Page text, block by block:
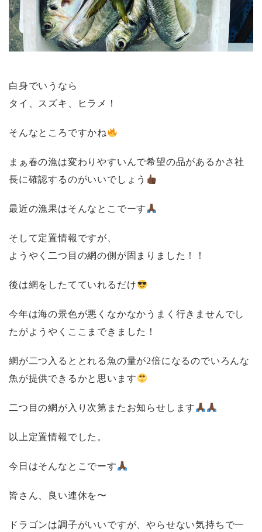
白身でいうなら
タイ、スズキ、ヒラメ！
そんなところですかね
まぁ春の漁は変わりやすいんで希望の品があるかさ社
長に確認するのがいいでしょう
最近の漁果はそんなとこでーす
そして定置情報ですが、
ようやく二つ目の網の側が固まりました！！
後は網をしたてていれるだけ
今年は海の景色が悪くなかなかうまく行きませんでし
たがようやくここまできました！
網が二つ入るととれる魚の量が2倍になるのでいろんな
魚が提供できるかと思います
二つ目の網が入り次第またお知らせします
以上定置情報でした。
今日はそんなとこでーす
皆さん、良い連休を〜
ドラゴンは調子がいいですが、やらせない気持ちで一